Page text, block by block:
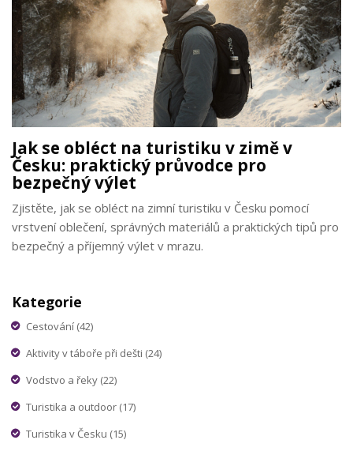
Jak se obléct na turistiku v zimě v
Česku: praktický průvodce pro
bezpečný výlet
Zjistěte, jak se obléct na zimní turistiku v Česku pomocí
vrstvení oblečení, správných materiálů a praktických tipů pro
bezpečný a příjemný výlet v mrazu.
Kategorie
Cestování (42)
Aktivity v táboře při dešti (24)
Vodstvo a řeky (22)
Turistika a outdoor (17)
Turistika v Česku (15)